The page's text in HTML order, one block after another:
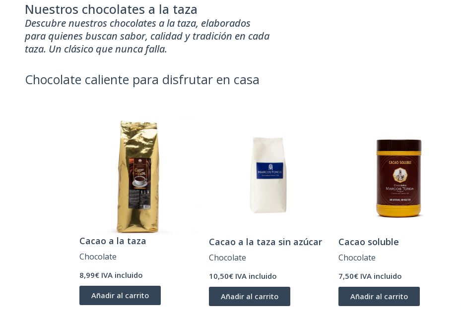
Nuestros chocolates a la taza
Descubre nuestros chocolates a la taza, elaborados
para quienes buscan sabor, calidad y tradición en cada
taza. Un clásico que nunca falla.
Chocolate caliente para disfrutar en casa
Cacao a la taza
Chocolate
8,99€ IVA incluido
Añadir al carrito
Cacao a la taza sin azúcar
Chocolate
10,50€ IVA incluido
Añadir al carrito
Cacao soluble
Chocolate
7,50€ IVA incluido
Añadir al carrito